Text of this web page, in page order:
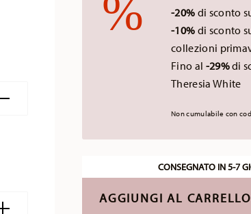
-20% di sconto
-10% di sconto
collezioni
Fino al -29%di
Theresia White
Non cumulabile con
CONSEGNATO IN 5-7
AGGIUNGI AL CARRELLO